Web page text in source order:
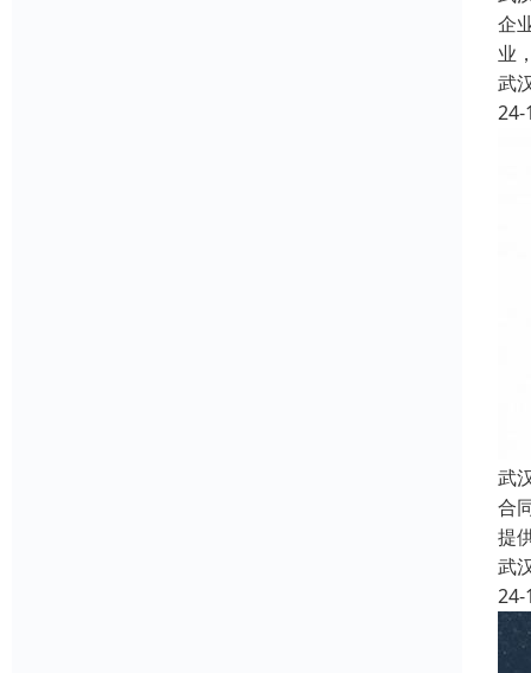
企
业
武
24-
武
合
提
武
24-